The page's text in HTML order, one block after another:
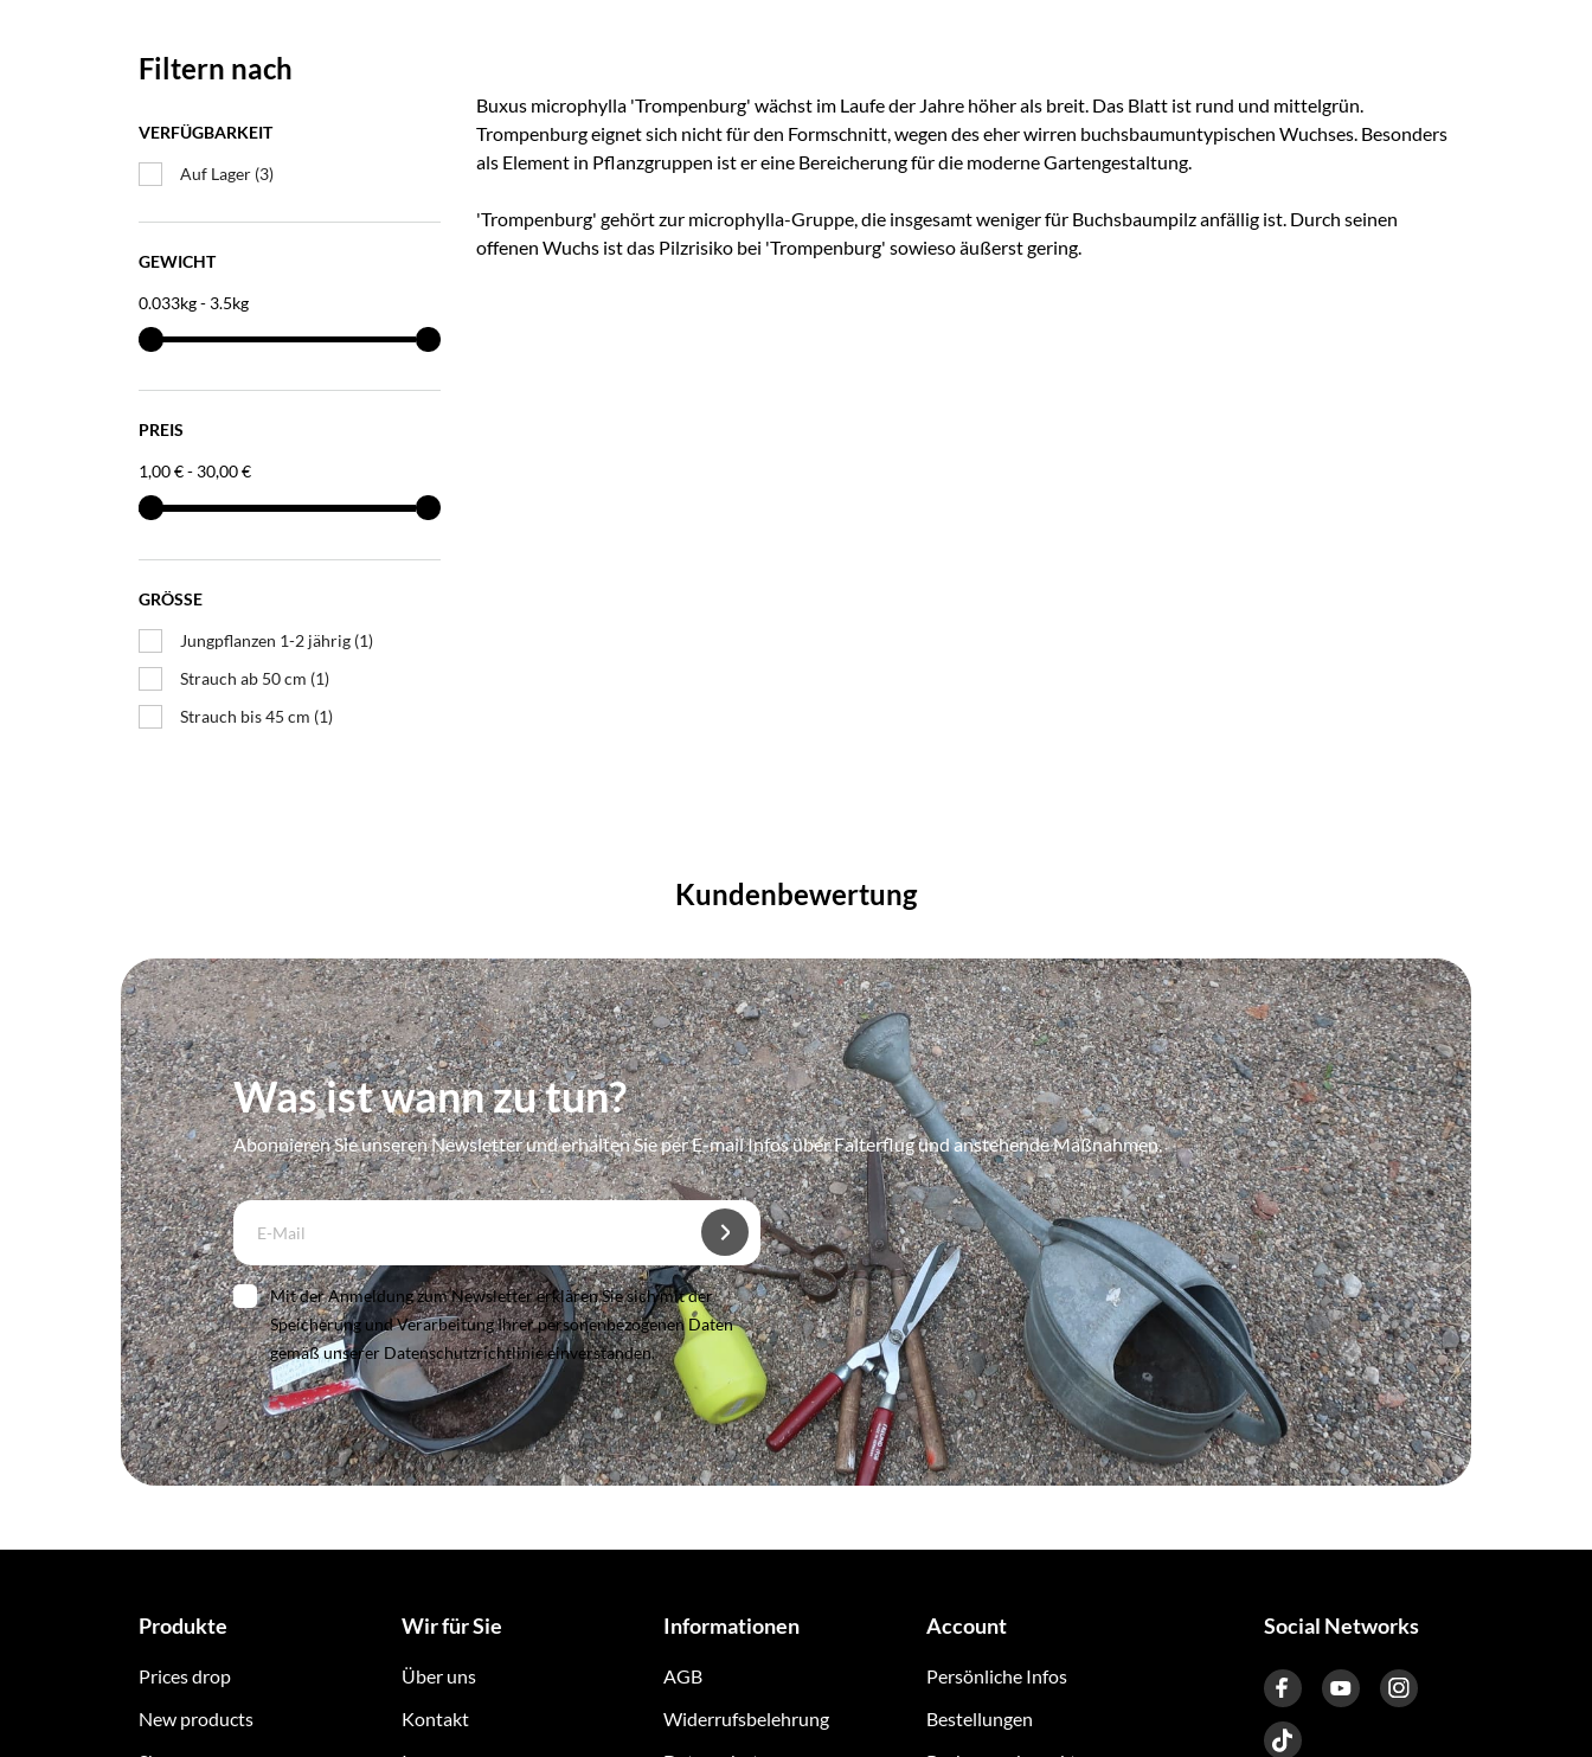
Filtern nach
VERFÜGBARKEIT
Auf Lager (3)
GEWICHT
0.033kg - 3.5kg
PREIS
1,00 € - 30,00 €
GRÖSSE
Jungpflanzen 1-2 jährig (1)
Strauch ab 50 cm (1)
Strauch bis 45 cm (1)
Buxus microphylla 'Trompenburg' wächst im Laufe der Jahre höher als breit. Das Blatt ist rund und mittelgrün.
Trompenburg eignet sich nicht für den Formschnitt, wegen des eher wirren buchsbaumuntypischen Wuchses. Besonders
als Element in Pflanzgruppen ist er eine Bereicherung für die moderne Gartengestaltung.
'Trompenburg' gehört zur microphylla-Gruppe, die insgesamt weniger für Buchsbaumpilz anfällig ist. Durch seinen
offenen Wuchs ist das Pilzrisiko bei 'Trompenburg' sowieso äußerst gering.
Kundenbewertung
Was ist wann zu tun?
Abonnieren Sie unseren Newsletter und erhalten Sie per E-mail Infos über Falterflug und anstehende Maßnahmen.
Mit der Anmeldung zum Newsletter erklären Sie sich mit der
Speicherung und Verarbeitung Ihrer personenbezogenen Daten
gemäß unserer Datenschutzrichtlinie einverstanden.
Produkte
Prices drop
New products
Wir für Sie
Über uns
Kontakt
Informationen
AGB
Widerrufsbelehrung
Account
Persönliche Infos
Bestellungen
Social Networks